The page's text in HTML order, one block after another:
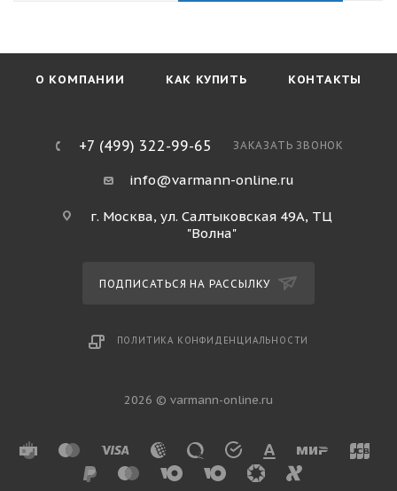
О КОМПАНИИ КАК КУПИТЬ КОНТАКТЫ
+7 (499) 322-99-65 ЗАКАЗАТЬ ЗВОНОК
info@varmann-online.ru
г. Москва, ул. Салтыковская 49А, ТЦ
"Волна"
ПОДПИСАТЬСЯ НА РАССЫЛКУ
ПОЛИТИКА КОНФИДЕНЦИАЛЬНОСТИ
2026 © varmann-online.ru